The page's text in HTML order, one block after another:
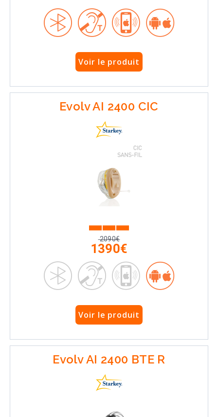
Voir le produit
Evolv AI 2400 CIC
2090€
1390€
Voir le produit
Evolv AI 2400 BTE R